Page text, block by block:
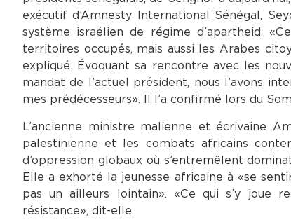
exécutif d’Amnesty International Sénégal,
système israélien de régime d’apartheid.
territoires occupés, mais aussi les Arabes
expliqué. Évoquant sa rencontre avec les
mandat de l’actuel président, nous l’avons
mes prédécesseurs». Il l’a confirmé lors du
L’ancienne ministre malienne et écrivaine
palestinienne et les combats africains
d’oppression globaux où s’entremêlent
Elle a exhorté la jeunesse africaine à «se
pas un ailleurs lointain». «Ce qui s’y joue
résistance», dit-elle.